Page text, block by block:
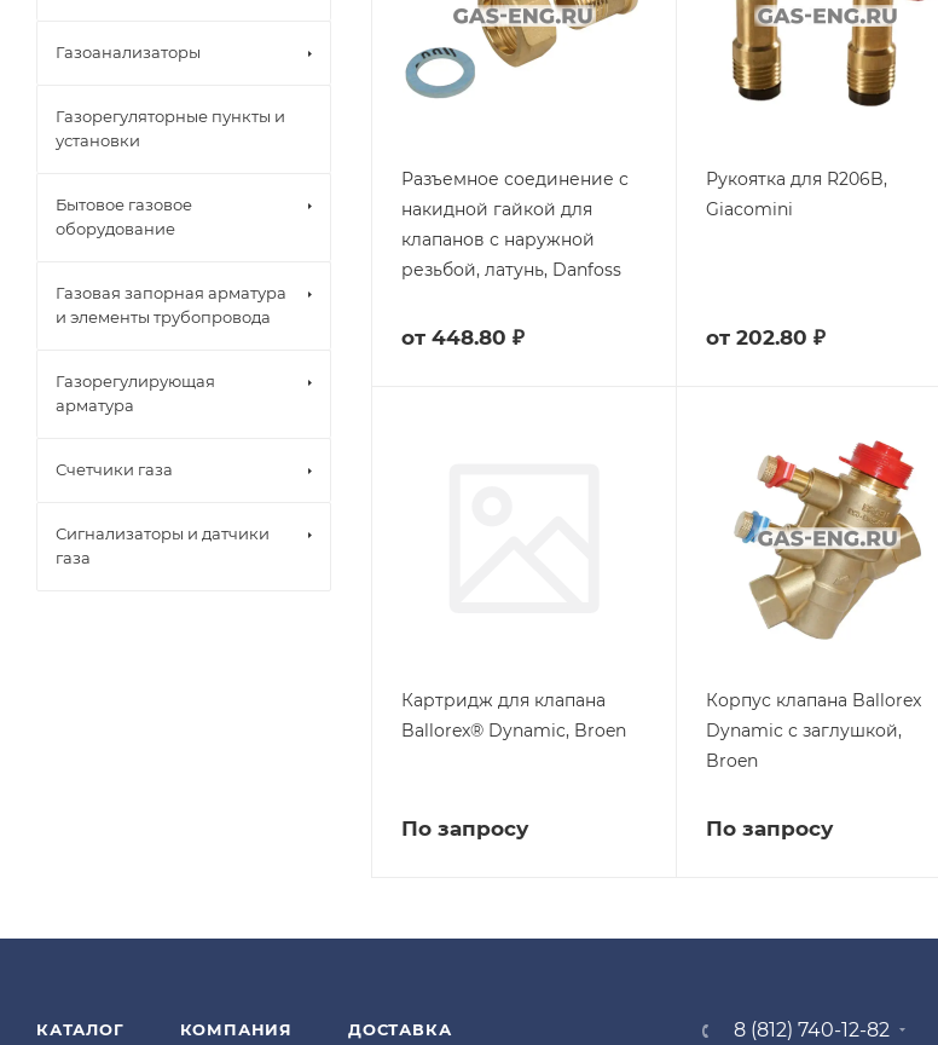
Разъемное соединение с
накидной гайкой для
клапанов с наружной
резьбой, латунь, Danfoss
от 448.80 ₽
Рукоятка для R206B,
Giacomini
от 202.80 ₽
Картридж для клапана
Ballorex® Dynamic, Broen
По запросу
Корпус клапана Ballorex
Dynamic с заглушкой,
Broen
По запросу
Газоанализаторы
Газорегуляторные пункты и
установки
Бытовое газовое
оборудование
Газовая запорная арматура
и элементы трубопровода
Газорегулирующая
арматура
Счетчики газа
Сигнализаторы и датчики
газа
КАТАЛОГ КОМПАНИЯ ДОСТАВКА 8 (812) 740-12-82